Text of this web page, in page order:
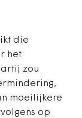
die
het
zou
moeilijkere
op